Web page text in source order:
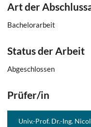
Art der
Bachelorarbeit
Status der Arbeit
Abgeschlossen
Prüfer/in
Univ.-Prof. Dr.-Ing.